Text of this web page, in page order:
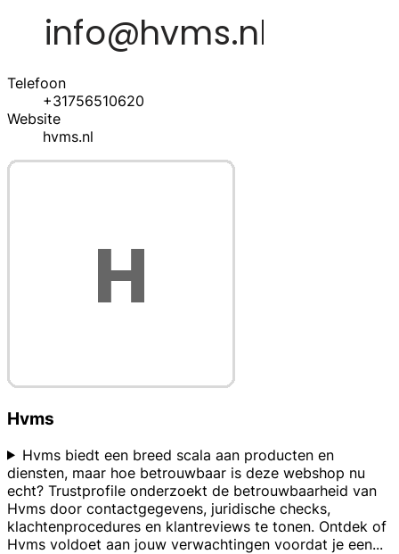
Telefoon
+31756510620
Website
hvms.nl
Hvms
Hvms biedt een breed scala aan producten en
diensten, maar hoe betrouwbaar is deze webshop nu
echt? Trustprofile onderzoekt de betrouwbaarheid van
Hvms door contactgegevens, juridische checks,
klachtenprocedures en klantreviews te tonen. Ontdek of
Hvms voldoet aan jouw verwachtingen voordat je een...